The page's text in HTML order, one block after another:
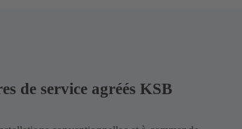
de service agréés KSB